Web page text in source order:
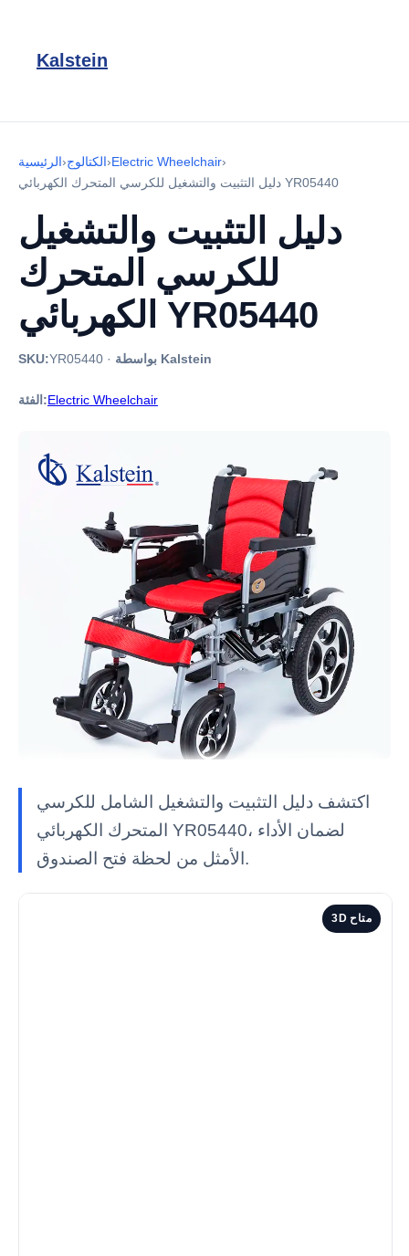
Kalstein
الرئيسية›الكتالوج›Electric Wheelchair›
دليل التثبيت والتشغيل للكرسي المتحرك الكهربائي YR05440
دليل التثبيت والتشغيل
للكرسي المتحرك
الكهربائي YR05440
SKU:YR05440 · بواسطة Kalstein
الفئة:Electric Wheelchair
اكتشف دليل التثبيت والتشغيل الشامل للكرسي
المتحرك الكهربائي YR05440، لضمان الأداء
الأمثل من لحظة فتح الصندوق.
3D متاح